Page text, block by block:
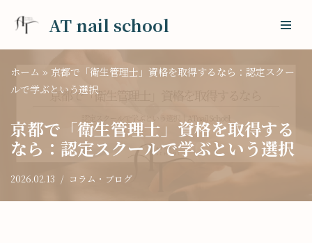
テ
ン
へ
ス
キ
ッ
AT nail school
ホーム » 京都で「衛生管理士」資格を取得するなら：認定スクー
ルで学ぶという選択
京都で「衛生管理士」資格を取得する
なら：認定スクールで学ぶという選択
2026.02.13 コラム・ブログ